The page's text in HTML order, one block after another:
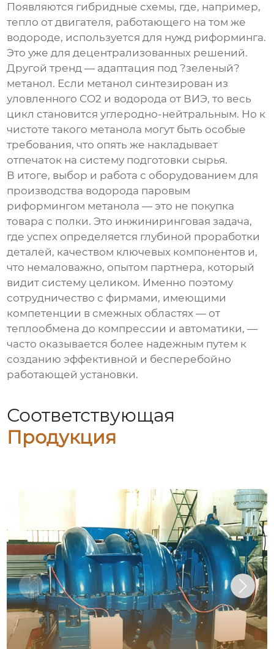
Появляются гибридные схемы, где, например,
тепло от двигателя, работающего на том же
водороде, используется для нужд риформинга.
Это уже для децентрализованных решений.
Другой тренд — адаптация под ?зеленый?
метанол. Если метанол синтезирован из
уловленного CO2 и водорода от ВИЭ, то весь
цикл становится углеродно-нейтральным. Но к
чистоте такого метанола могут быть особые
требования, что опять же накладывает
отпечаток на систему подготовки сырья.
В итоге, выбор и работа с оборудованием для
производства водорода паровым
риформингом метанола — это не покупка
товара с полки. Это инжиниринговая задача,
где успех определяется глубиной проработки
деталей, качеством ключевых компонентов и,
что немаловажно, опытом партнера, который
видит систему целиком. Именно поэтому
сотрудничество с фирмами, имеющими
компетенции в смежных областях — от
теплообмена до компрессии и автоматики, —
часто оказывается более надежным путем к
созданию эффективной и бесперебойно
работающей установки.
Соответствующая
Продукция